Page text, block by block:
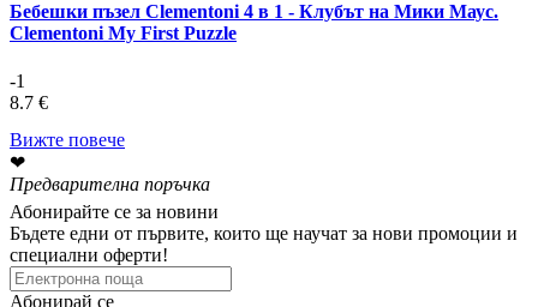
Бебешки пъзел Clementoni 4 в 1 - Клубът на Мики Маус.
Clementoni My First Puzzle
-1
8.7 €
Вижте повече
❤
Предварителна поръчка
Абонирайте се за новини
Бъдете едни от първите, които ще научат за нови промоции и
специални оферти!
Абонирай се